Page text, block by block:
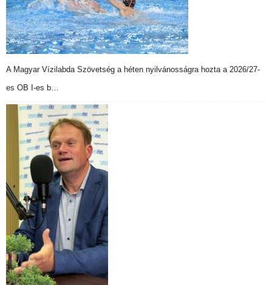
A Magyar Vízilabda Szövetség a héten nyilvánosságra hozta a 2026/27-
es OB I-es b…